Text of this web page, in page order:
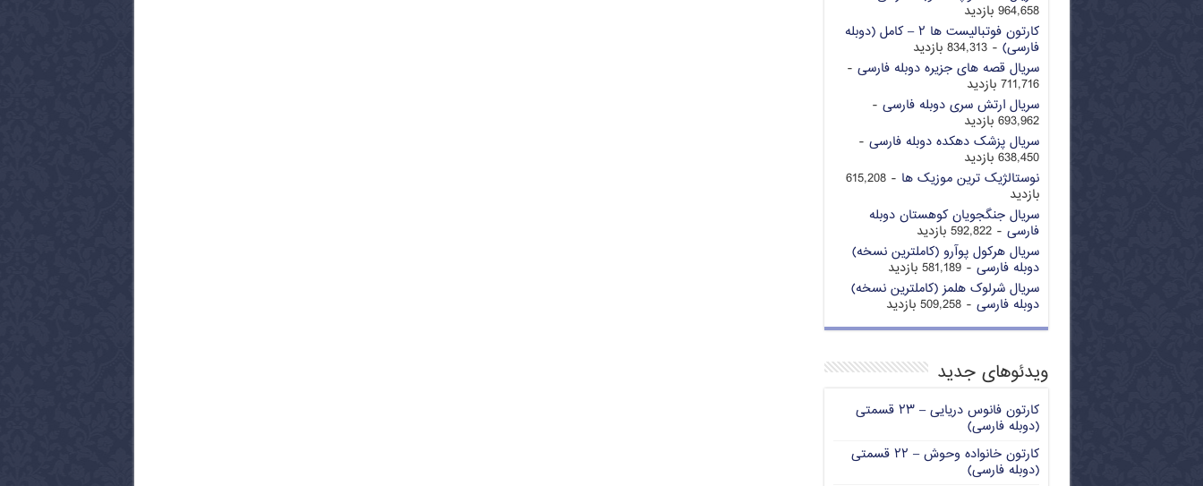
964,658 بازدید
کارتون فوتبالیست ها ۲ – کامل (دوبله
فارسی) - 834,313 بازدید
سریال قصه های جزیره دوبله فارسی -
711,716 بازدید
سریال ارتش سری دوبله فارسی -
693,962 بازدید
سریال پزشک دهکده دوبله فارسی -
638,450 بازدید
نوستالژیک ترین موزیک ها
- 615,208
بازدید
سریال جنگجویان کوهستان دوبله
فارسی - 592,822 بازدید
سریال هرکول پوآرو (کاملترین نسخه)
دوبله فارسی - 581,189 بازدید
سریال شرلوک هلمز (کاملترین نسخه)
دوبله فارسی - 509,258 بازدید
ویدئوهای جدید
کارتون فانوس دریایی – ۲۳ قسمتی
(دوبله فارسی)
کارتون خانواده وحوش – ۲۲ قسمتی
(دوبله فارسی)